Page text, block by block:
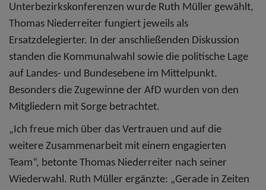
Unterbezirkskonferenzen wurde Ruth Müller gewählt,
Thomas Niederreiter fungiert jeweils als
Ersatzdelegierter. In der anschließenden Diskussion
standen die Kommunalwahl sowie die politische Lage
auf Landes- und Bundesebene im Mittelpunkt.
Besonders die Zugewinne der AfD wurden von den
Mitgliedern mit Sorge betrachtet.
„Ich freue mich über das Vertrauen und auf die
weitere Zusammenarbeit mit einem engagierten
Team“, betonte Thomas Niederreiter nach seiner
Wiederwahl. Ruth Müller ergänzte: „Gerade in Zeiten